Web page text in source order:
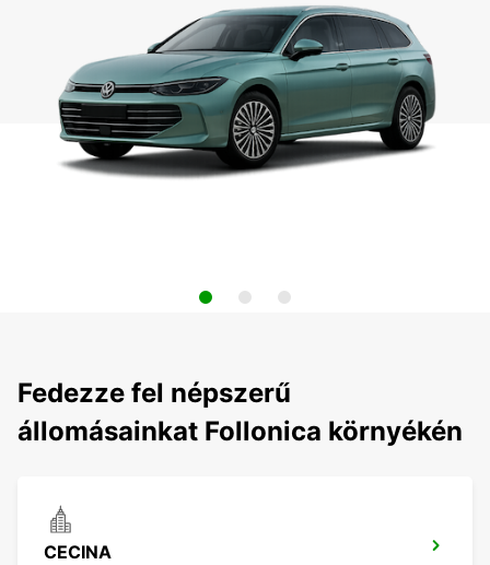
Fedezze fel népszerű
állomásainkat Follonica környékén
CECINA